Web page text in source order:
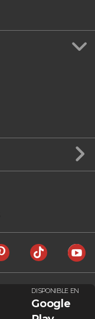
DISPONIBLE EN
Google